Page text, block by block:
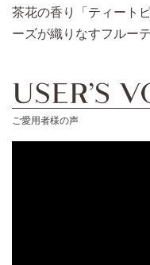
茶花の香り「ティート
ーズが織りなすフルー
ご愛用者様の声